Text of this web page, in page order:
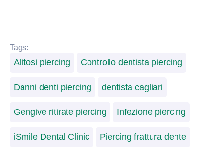
Tags:
Alitosi piercing Controllo dentista piercing
Danni denti piercing dentista cagliari
Gengive ritirate piercing Infezione piercing
iSmile Dental Clinic Piercing frattura dente